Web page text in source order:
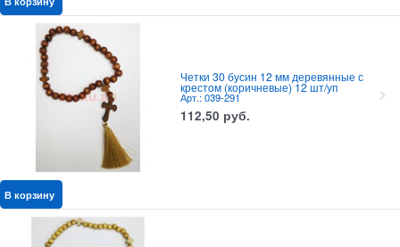
Четки 30 бусин 12 мм деревянные с
крестом (коричневые) 12 шт/уп
Арт.: 039-291
112,50 руб.
В корзину